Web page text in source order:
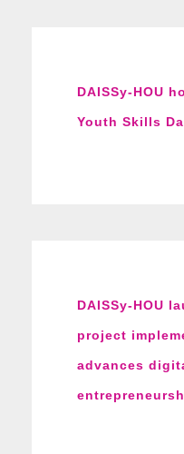
DAISSy-HOU
Youth Skills
DAISSy-HOU
project
advances